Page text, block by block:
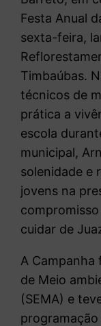
Festa Anual
sexta-feira,
Timbaúbas.
técnicos de
prática a
escola
municipal,
solenidade e
jovens na
cuidar de
A Campanha
de Meio
(SEMA) e